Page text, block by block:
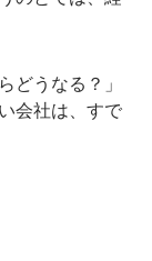
どうなる？」
会社は、すで